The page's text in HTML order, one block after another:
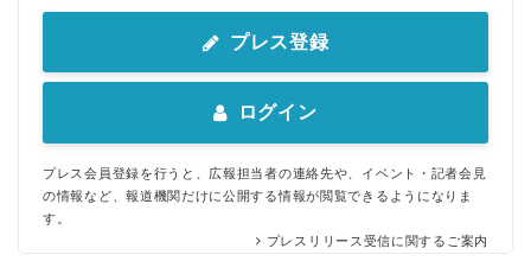
プレス登録
ログイン
プレス会員登録を行うと、広報担当者の連絡先や、イベント・記者会見
の情報など、報道機関だけに公開する情報が閲覧できるようになりま
す。
プレスリリース受信に関するご案内
Japanese
English